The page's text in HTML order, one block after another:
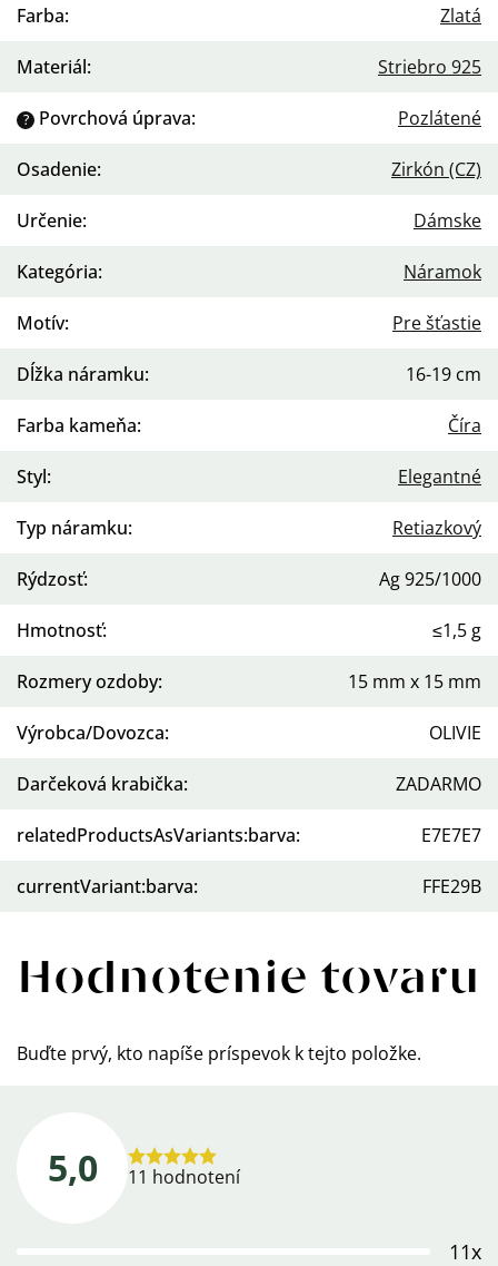
Farba: Zlatá
Materiál: Striebro 925
? Povrchová úprava: Pozlátené
Osadenie: Zirkón (CZ)
Určenie: Dámske
Kategória: Náramok
Motív: Pre šťastie
Dĺžka náramku: 16-19 cm
Farba kameňa: Číra
Styl: Elegantné
Typ náramku: Retiazkový
Rýdzosť: Ag 925/1000
Hmotnosť: ≤1,5 g
Rozmery ozdoby: 15 mm x 15 mm
Výrobca/Dovozca: OLIVIE
Darčeková krabička: ZADARMO
relatedProductsAsVariants:barva: E7E7E7
currentVariant:barva: FFE29B
Hodnotenie tovaru
Buďte prvý, kto napíše príspevok k tejto položke.
5,0
Priemerné
11 hodnotení
11x